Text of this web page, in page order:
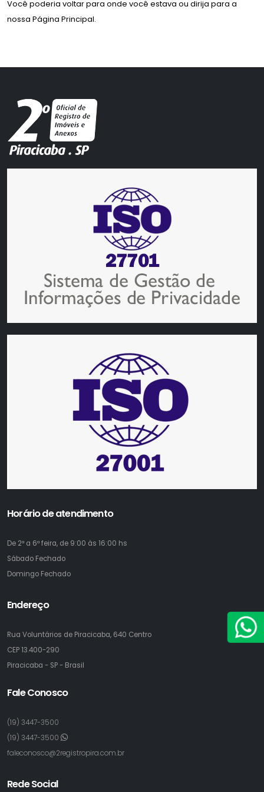
Você poderia voltar para onde você estava ou dirija para a
nossa Página Principal.
Horário de atendimento
De 2ª a 6ª feira, de 9:00 às 16:00 hs
Sábado Fechado
Domingo Fechado
Endereço
Rua Voluntários de Piracicaba, 640 Centro
CEP 13.400-290
Piracicaba - SP - Brasil
Fale Conosco
(19) 3447-3500
(19) 3447-3500
faleconosco@2registropira.com.br
Rede Social